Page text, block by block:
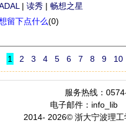
| 读秀 | 畅想之星
留下点什么(0)
1 2 3 4 5 6 7 8 9 10
服务热线：
电子邮件：info_lib
2014- 2026© 浙大宁波理工